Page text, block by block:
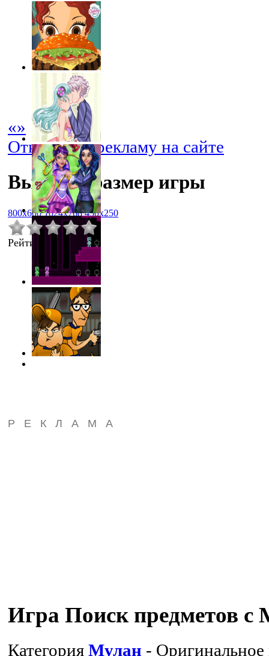
«»
Отключить рекламу на сайте
Выбрать размер игры
800x600 1024x768 450x250
Рейтинг
РЕКЛАМА
Игра Поиск предметов с
Категория Мулан - Оригинальное